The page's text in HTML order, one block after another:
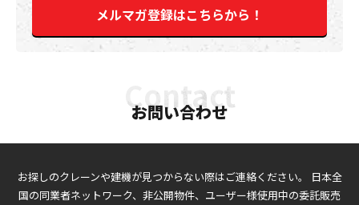
メルマガ登録はこちらから！
お問い合わせ
お探しのクレーンや建機が見つからない際はご連絡ください。
日本全
国の同業者ネットワーク、非公開物件、ユーザー様使用中の委託販売